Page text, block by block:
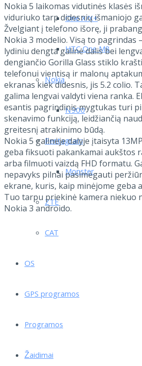
One X/X+
HTC One M8
Nokia
N900
Pentagram
Monster
ZTE
CAT
OS
GPS programos
Programos
Žaidimai
Nokia 5 laikomas vidutinės klasės
viduriuko tarp didesnių išmaniojo
Žvelgiant į telefono išorę, ji
Nokia 3 modelio. Visą to pagrindas
lydiniu dengta galinė dalis bei
dengiančio Gorilla Glass stiklo
telefonui vientisą ir malonų
ekranas kiek didesnis, jis 5.2 colio.
galima lengvai valdyti viena ranka.
esantis pagrindinis mygtukas turi
skenavimo funkciją, leidžiančią
greitesnį atrakinimo būdą.
Nokia 5 galinėje dalyje įtaisyta
geba fiksuoti pakankamai aukštos
arba filmuoti vaizdą FHD formatu.
nepavyks pilnai pasimėgauti
ekrane, kuris, kaip minėjome geba
Tuo tarpu priekinė kamera niekuo
Nokia 3 androido.